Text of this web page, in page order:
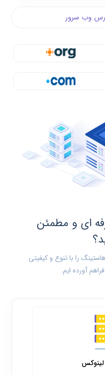
وب سرور
ای و مطمئن
را با تنوع و کیفیتی
آورده ایم.